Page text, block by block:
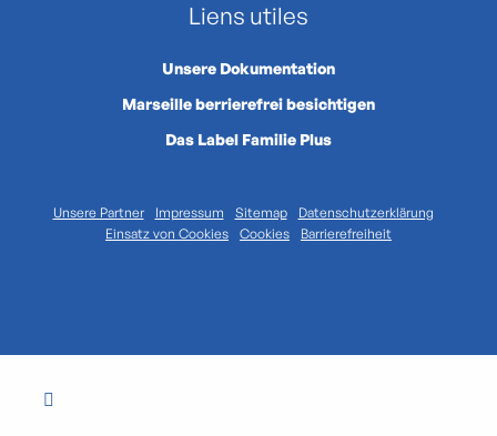
Liens utiles
Unsere Dokumentation
Marseille berrierefrei besichtigen
Das Label Familie Plus
Unsere Partner Impressum Sitemap
Datenschutzerklärung
Einsatz von Cookies
Cookies Barrierefreiheit